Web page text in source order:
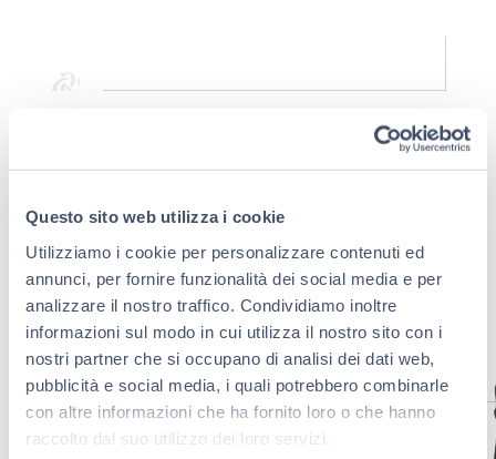
Questo sito web utilizza i cookie
Utilizziamo i cookie per personalizzare contenuti ed
annunci, per fornire funzionalità dei social media e per
analizzare il nostro traffico. Condividiamo inoltre
informazioni sul modo in cui utilizza il nostro sito con i
nostri partner che si occupano di analisi dei dati web,
pubblicità e social media, i quali potrebbero combinarle
con altre informazioni che ha fornito loro o che hanno
raccolto dal suo utilizzo dei loro servizi.
SCOPRI LA CUVÈE SU MISURA